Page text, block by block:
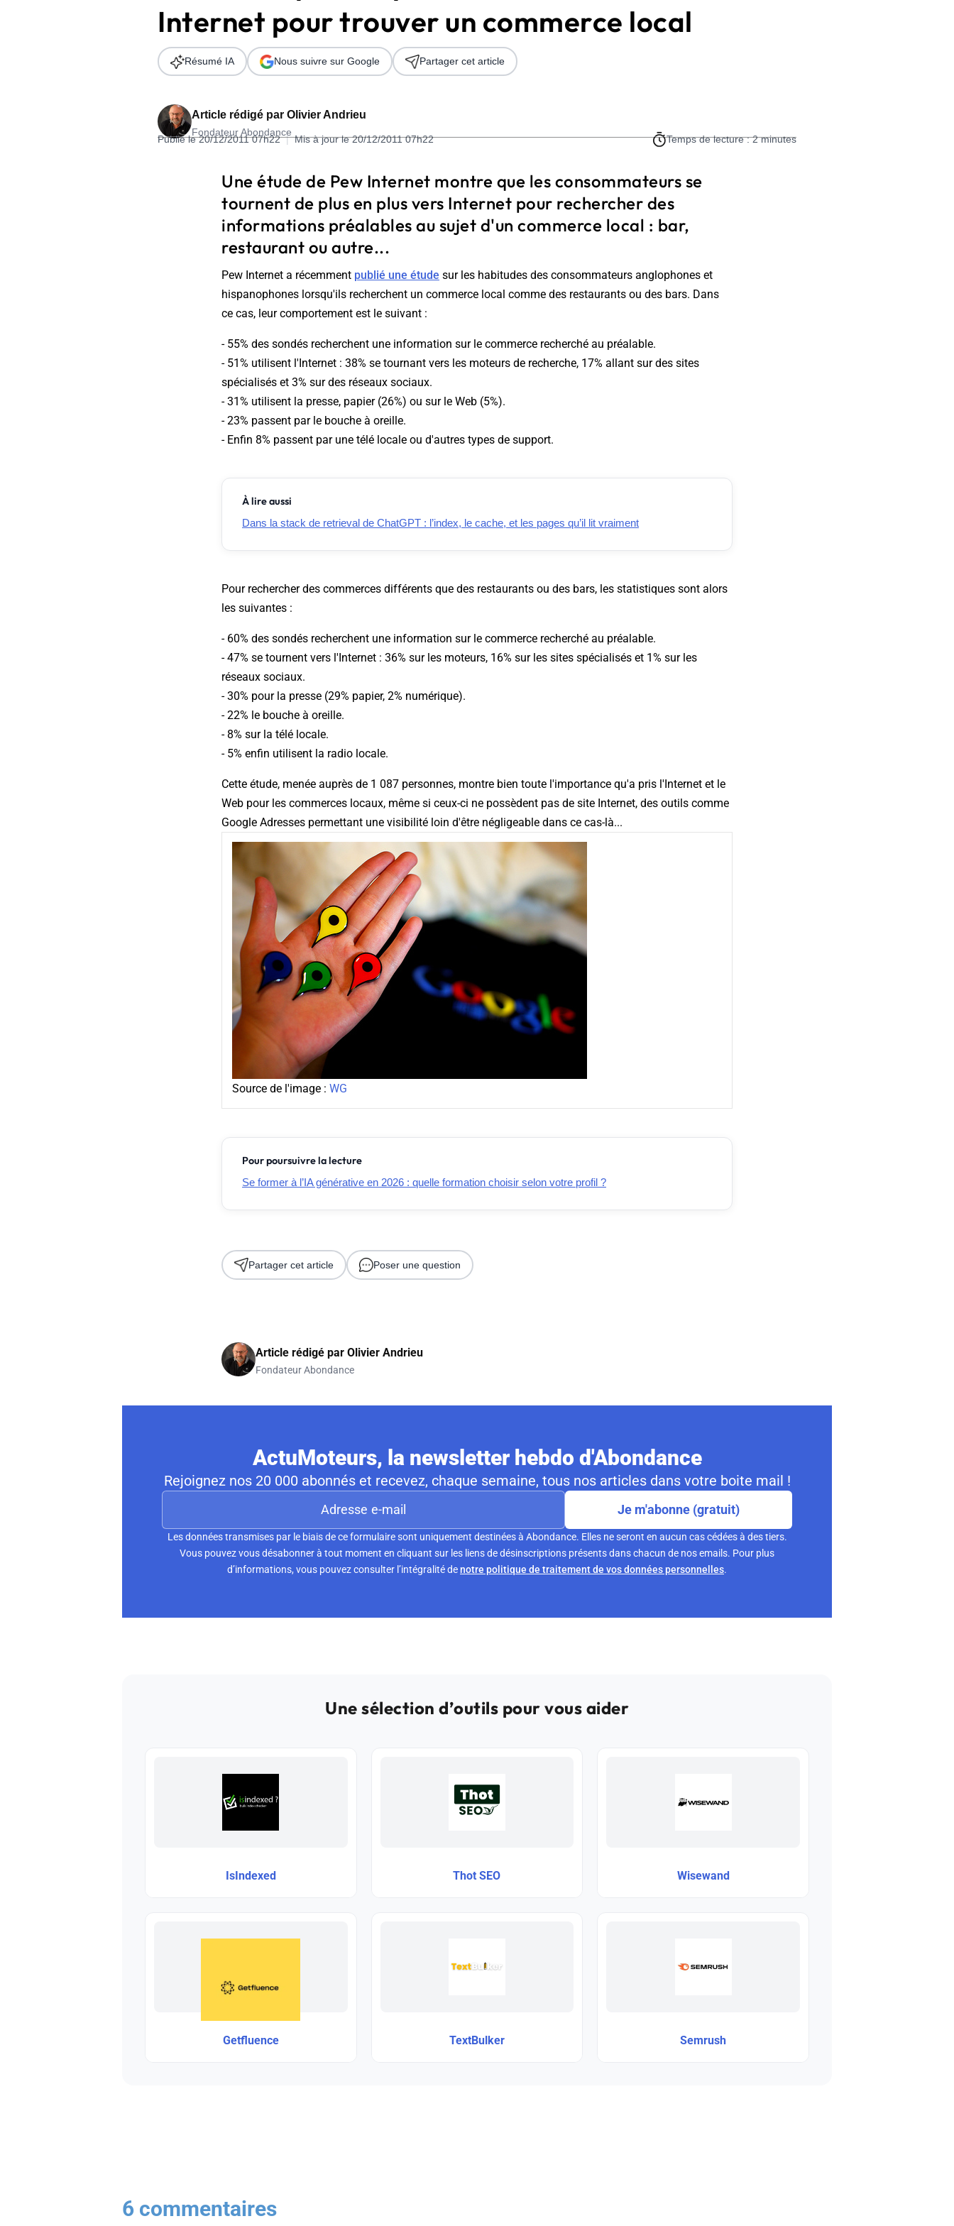
Télécharger l'Ebook
Formation SEO & GEO - Edition 2026
Internet pour trouver un commerce local
Article rédigé par Olivier Andrieu
Fondateur Abondance
Publié le 20/12/2011 07h22 | Mis à jour le 20/12/2011 07h22 Temps de lecture : 2 minutes
Résumé IA Nous suivre sur Google Partager cet article
Une étude de Pew Internet montre que les consommateurs se
tournent de plus en plus vers Internet pour rechercher des
informations préalables au sujet d'un commerce local : bar,
restaurant ou autre...
Pew Internet a récemment publié une étude sur les habitudes des consommateurs anglophones et
hispanophones lorsqu'ils recherchent un commerce local comme des restaurants ou des bars. Dans
ce cas, leur comportement est le suivant :
- 55% des sondés recherchent une information sur le commerce recherché au préalable.
- 51% utilisent l'Internet : 38% se tournant vers les moteurs de recherche, 17% allant sur des sites
spécialisés et 3% sur des réseaux sociaux.
- 31% utilisent la presse, papier (26%) ou sur le Web (5%).
- 23% passent par le bouche à oreille.
- Enfin 8% passent par une télé locale ou d'autres types de support.
À lire aussi
Dans la stack de retrieval de ChatGPT : l’index, le cache, et les pages qu’il lit vraiment
Pour rechercher des commerces différents que des restaurants ou des bars, les statistiques sont alors
les suivantes :
- 60% des sondés recherchent une information sur le commerce recherché au préalable.
- 47% se tournent vers l'Internet : 36% sur les moteurs, 16% sur les sites spécialisés et 1% sur les
réseaux sociaux.
- 30% pour la presse (29% papier, 2% numérique).
- 22% le bouche à oreille.
- 8% sur la télé locale.
- 5% enfin utilisent la radio locale.
Cette étude, menée auprès de 1 087 personnes, montre bien toute l'importance qu'a pris l'Internet et le
Web pour les commerces locaux, même si ceux-ci ne possèdent pas de site Internet, des outils comme
Google Adresses permettant une visibilité loin d'être négligeable dans ce cas-là...
Source de l'image : WG
Pour poursuivre la lecture
Se former à l’IA générative en 2026 : quelle formation choisir selon votre profil ?
Partager cet article Poser une question
Article rédigé par Olivier Andrieu
Fondateur Abondance
ActuMoteurs, la newsletter hebdo d'Abondance
Rejoignez nos 20 000 abonnés et recevez, chaque semaine, tous nos articles dans votre boite mail !
Je m'abonne (gratuit)
Les données transmises par le biais de ce formulaire sont uniquement destinées à Abondance. Elles ne seront en aucun cas cédées à des tiers.
Vous pouvez vous désabonner à tout moment en cliquant sur les liens de désinscriptions présents dans chacun de nos emails. Pour plus
d’informations, vous pouvez consulter l’intégralité denotre politique de traitement de vos données personnelles.
Une sélection d’outils pour vous aider
IsIndexed Thot SEO Wisewand
Getfluence TextBulker Semrush
6 commentaires